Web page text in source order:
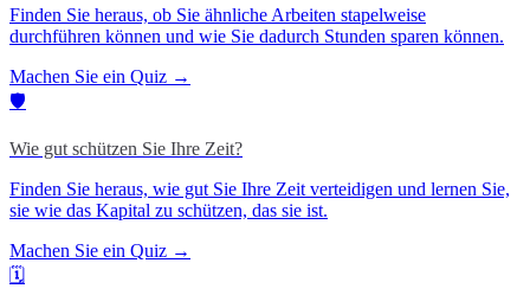
Finden Sie heraus, ob Sie ähnliche Arbeiten stapelweise
durchführen können und wie Sie dadurch Stunden sparen können.
Machen Sie ein Quiz →
🛡️
Wie gut schützen Sie Ihre Zeit?
Finden Sie heraus, wie gut Sie Ihre Zeit verteidigen und lernen Sie,
sie wie das Kapital zu schützen, das sie ist.
Machen Sie ein Quiz →
🗓️